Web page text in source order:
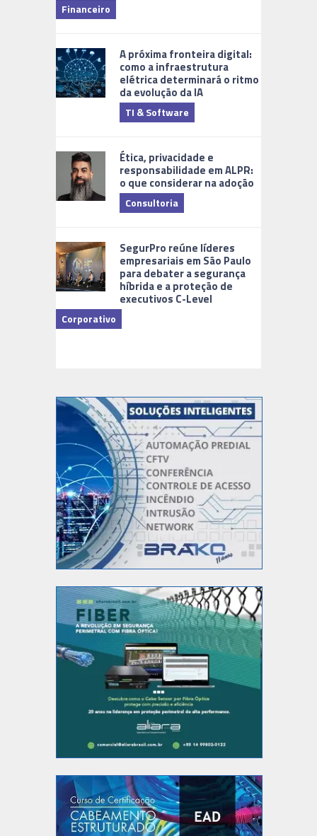
Financeiro
A próxima fronteira digital:
como a infraestrutura
elétrica determinará o ritmo
da evolução da IA
TI & Software
Ética, privacidade e
responsabilidade em ALPR:
o que considerar na adoção
Consultoria
SegurPro reúne líderes
empresariais em São Paulo
para debater a segurança
híbrida e a proteção de
executivos C-Level
Corporativo